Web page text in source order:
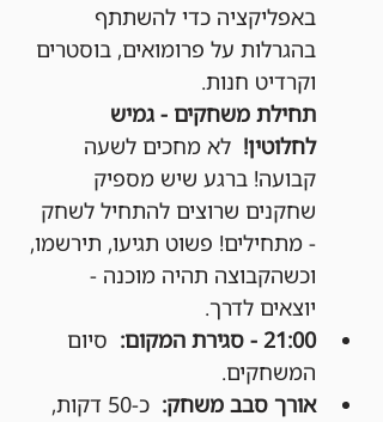
באפליקציה כדי להשתתף
בהגרלות על פרומואים, בוסטרים
וקרדיט חנות.
תחילת משחקים - גמיש
לחלוטין! לא מחכים לשעה
קבועה! ברגע שיש מספיק
שחקנים שרוצים להתחיל לשחק
- מתחילים! פשוט תגיעו, תירשמו,
וכשהקבוצה תהיה מוכנה -
יוצאים לדרך.
21:00 - סגירת המקום:
סיום
המשחקים.
אורך סבב משחק:
כ-50 דקות,